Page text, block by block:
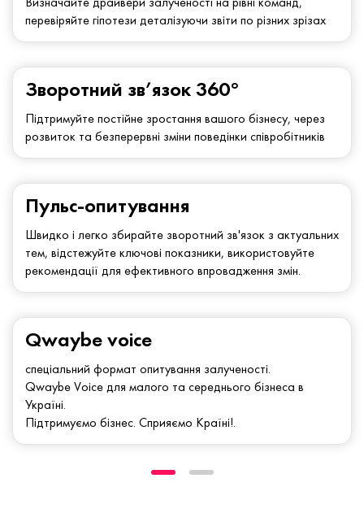
перевіряйте гіпотези деталізуючи звіти по різних зрізах
Зворотний зв’язок 360°
Підтримуйте постійне зростання вашого бізнесу, через
розвиток та безперервні зміни поведінки співробітників
Qwaybe voice
спеціальний формат опитування залученості.
Qwaybe Voice для малого та середнього бізнеса в
Україні.
Підтримуємо бізнес. Сприяємо Країні!.
Пульс-опитування
Швидко і легко збирайте зворотний зв'язок з актуальних
тем, відстежуйте ключові показники, використовуйте
рекомендації для ефективного впровадження змін.